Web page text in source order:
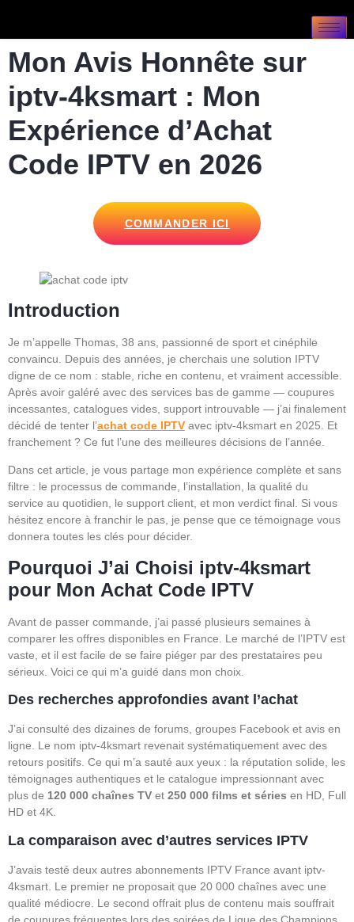
Mon Avis Honnête sur
iptv-4ksmart : Mon
Expérience d’Achat
Code IPTV en 2026
COMMANDER ICI
Introduction
Je m’appelle Thomas, 38 ans, passionné de sport et cinéphile
convaincu. Depuis des années, je cherchais une solution IPTV
digne de ce nom : stable, riche en contenu, et vraiment accessible.
Après avoir galéré avec des services bas de gamme — coupures
incessantes, catalogues vides, support introuvable — j’ai finalement
décidé de tenter l’achat code IPTV avec iptv-4ksmart en 2025. Et
franchement ? Ce fut l’une des meilleures décisions de l’année.
Dans cet article, je vous partage mon expérience complète et sans
filtre : le processus de commande, l’installation, la qualité du
service au quotidien, le support client, et mon verdict final. Si vous
hésitez encore à franchir le pas, je pense que ce témoignage vous
donnera toutes les clés pour décider.
Pourquoi J’ai Choisi iptv-4ksmart
pour Mon Achat Code IPTV
Avant de passer commande, j’ai passé plusieurs semaines à
comparer les offres disponibles en France. Le marché de l’IPTV est
vaste, et il est facile de se faire piéger par des prestataires peu
sérieux. Voici ce qui m’a guidé dans mon choix.
Des recherches approfondies avant l’achat
J’ai consulté des dizaines de forums, groupes Facebook et avis en
ligne. Le nom iptv-4ksmart revenait systématiquement avec des
retours positifs. Ce qui m’a sauté aux yeux : la réputation solide, les
témoignages authentiques et le catalogue impressionnant avec
plus de 120 000 chaînes TV et 250 000 films et séries en HD, Full
HD et 4K.
La comparaison avec d’autres services IPTV
J’avais testé deux autres abonnements IPTV France avant iptv-
4ksmart. Le premier ne proposait que 20 000 chaînes avec une
qualité médiocre. Le second offrait plus de contenu mais souffrait
de coupures fréquentes lors des soirées de Ligue des Champions.